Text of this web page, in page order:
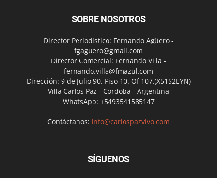
SOBRE NOSOTROS
Director Periodístico: Fernando Agüero -
fgaguero@gmail.com
Director Comercial: Fernando Villa -
fernando.villa@fmazul.com
Dirección: 9 de Julio 90. Piso 10. Of 107.(X5152EYN)
Villa Carlos Paz - Córdoba - Argentina
WhatsApp: +5493541585147
Contáctanos: info@carlospazvivo.com
SÍGUENOS